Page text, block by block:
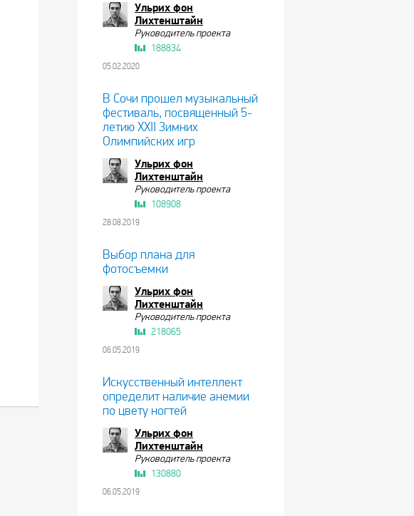
Ульрих фон
Лихтенштайн
Руководитель проекта
188834
05.02.2020
В Сочи прошел музыкальный
фестиваль, посвященный 5-
летию XXII Зимних
Олимпийских игр
Ульрих фон
Лихтенштайн
Руководитель проекта
108908
28.08.2019
Выбор плана для
фотосъемки
Ульрих фон
Лихтенштайн
Руководитель проекта
218065
06.05.2019
Искусственный интеллект
определит наличие анемии
по цвету ногтей
Ульрих фон
Лихтенштайн
Руководитель проекта
130880
06.05.2019